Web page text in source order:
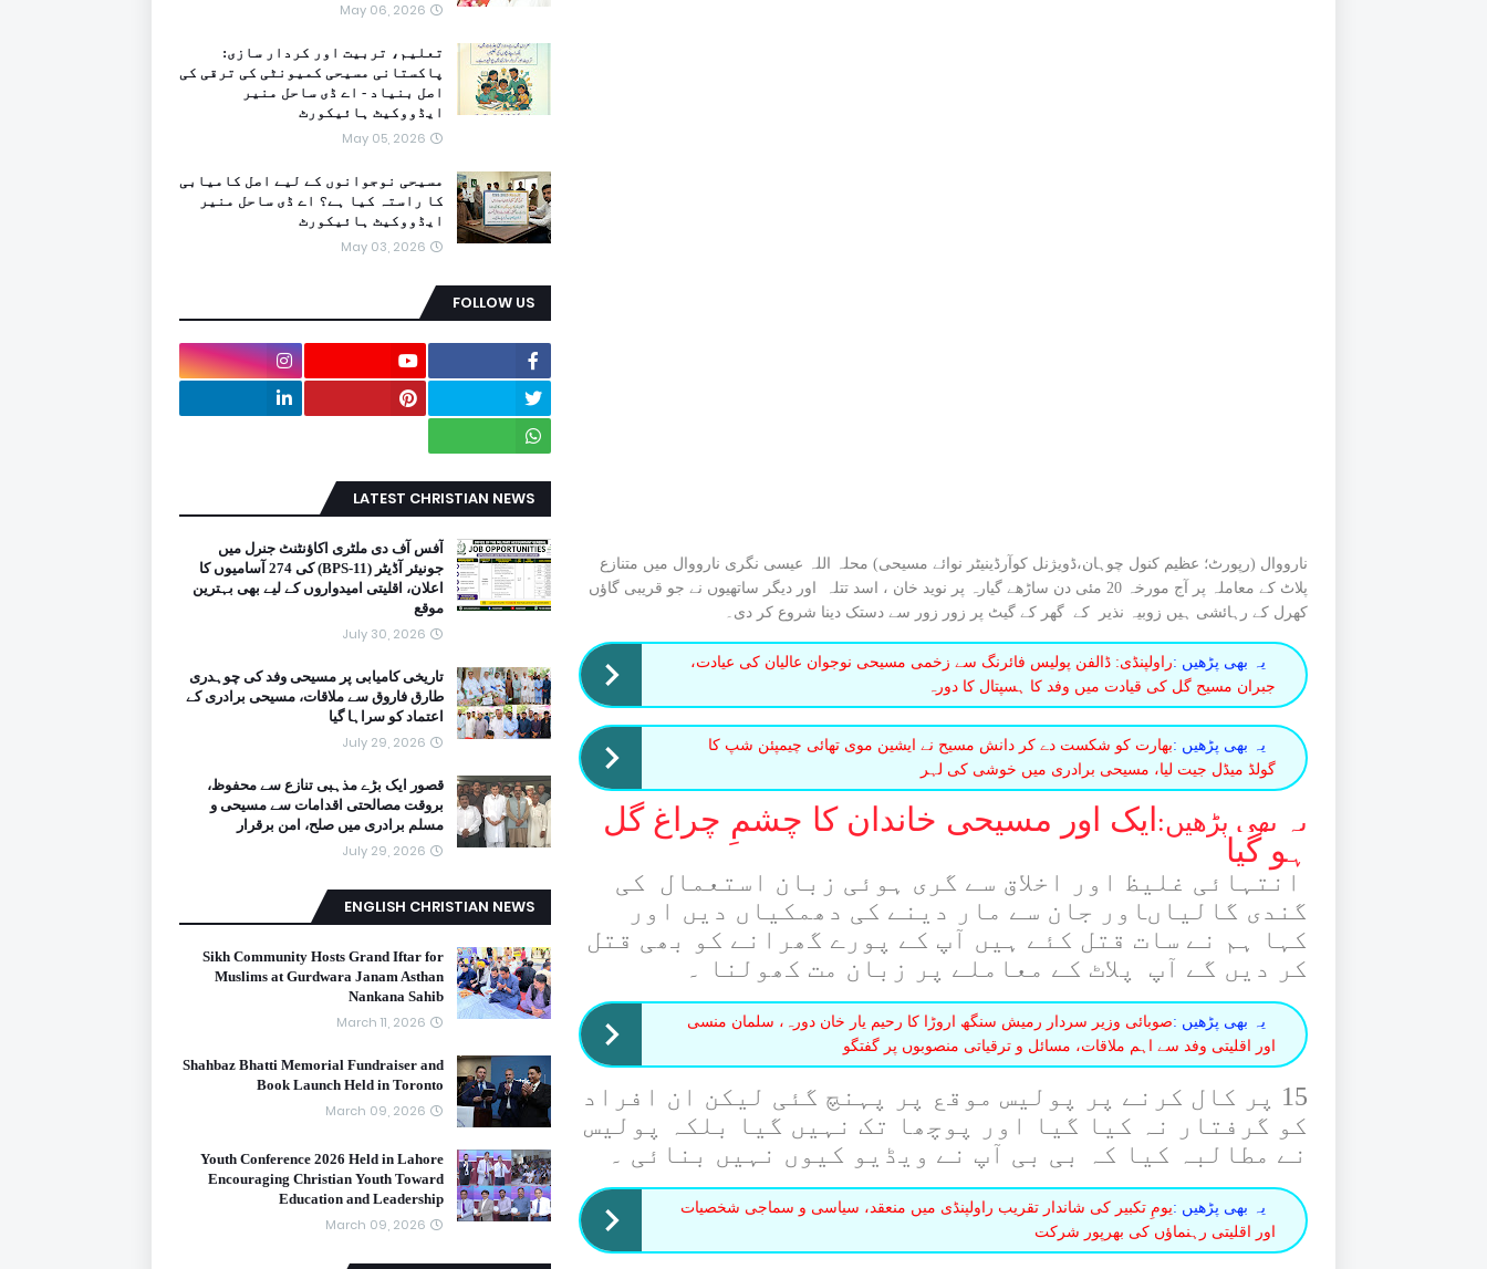
نارووال (رپورٹ؛ عظیم کنول چوہان،ڈویژنل کوآرڈینیٹر نوائے مسیحی) محلہ اللہ عیسی نگری نارووال میں متنازع
پلاٹ کے معاملہ پر آج مورخہ 20 مئی دن ساڑھے گیارہ پر نوید خان ، اسد تتلہ اور دیگر ساتھیوں نے جو قریبی گاؤں
کھرل کے رہائشی ہیں زوبیہ نذیر کے گھر کے گیٹ پر زور زور سے دستک دینا شروع کر دی۔
یہ بھی پڑھیں :راولپنڈی: ڈالفن پولیس فائرنگ سے زخمی مسیحی نوجوان عالیان کی عیادت،
جبران مسیح گل کی قیادت میں وفد کا ہسپتال کا دورہ
یہ بھی پڑھیں :بھارت کو شکست دے کر دانش مسیح نے ایشین موی تھائی چیمپئن شپ کا
گولڈ میڈل جیت لیا، مسیحی برادری میں خوشی کی لہر
یہ بھی پڑھیں:ایک اور مسیحی خاندان کا چشمِ چراغ گل
ہو گیا
انتہائی غلیظ اور اخلاق سے گری ہوئی زبان استعمال کی
گندی گالیاںاور جان سے مار دینے کی دھمکیاں دیں اور
کہا ہم نے سات قتل کئے ہیں آپ کے پورے گھرانے کو بھی قتل
کر دیں گے آپ پلاٹ کے معاملے پر زبان مت کھولنا ۔
یہ بھی پڑھیں :صوبائی وزیر سردار رمیش سنگھ اروڑا کا رحیم یار خان دورہ، سلمان منسی
اور اقلیتی وفد سے اہم ملاقات، مسائل و ترقیاتی منصوبوں پر گفتگو
15 پر کال کرنے پر پولیس موقع پر پہنچ گئی لیکن ان افراد
کو گرفتار نہ کیا گیا اور پوچھا تک نہیں گیا بلکہ پولیس
نے مطالبہ کیا کہ بی بی آپ نے ویڈیو کیوں نہیں بنائی ۔
یہ بھی پڑھیں :یومِ تکبیر کی شاندار تقریب راولپنڈی میں منعقد، سیاسی و سماجی شخصیات
اور اقلیتی رہنماؤں کی بھرپور شرکت
May 06, 2026
تعلیم، تربیت اور کردار سازی:
پاکستانی مسیحی کمیونٹی کی ترقی کی
اصل بنیاد - اے ڈی ساحل منیر
ایڈووکیٹ ہائیکورٹ
May 05, 2026
مسیحی نوجوانوں کے لیے اصل کامیابی
کا راستہ کیا ہے؟ اے ڈی ساحل منیر
ایڈووکیٹ ہائیکورٹ
May 03, 2026
FOLLOW US
LATEST CHRISTIAN NEWS
آفس آف دی ملٹری اکاؤنٹنٹ جنرل میں
جونیئر آڈیٹر (BPS-11) کی 274 آسامیوں کا
اعلان، اقلیتی امیدواروں کے لیے بھی بہترین
موقع
July 30, 2026
تاریخی کامیابی پر مسیحی وفد کی چوہدری
طارق فاروق سے ملاقات، مسیحی برادری کے
اعتماد کو سراہا گیا
July 29, 2026
قصور ایک بڑے مذہبی تنازع سے محفوظ،
بروقت مصالحتی اقدامات سے مسیحی و
مسلم برادری میں صلح، امن برقرار
July 29, 2026
ENGLISH CHRISTIAN NEWS
Sikh Community Hosts Grand Iftar for
Muslims at Gurdwara Janam Asthan
Nankana Sahib
March 11, 2026
Shahbaz Bhatti Memorial Fundraiser and
Book Launch Held in Toronto
March 09, 2026
Youth Conference 2026 Held in Lahore
Encouraging Christian Youth Toward
Education and Leadership
March 09, 2026